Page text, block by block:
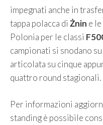
impegnati anche in
tappa polacca di Żnin e
Polonia per le classi
campionati si snodano
articolata su cinque
quattro round stagionali.
Per informazioni
standing è possibile